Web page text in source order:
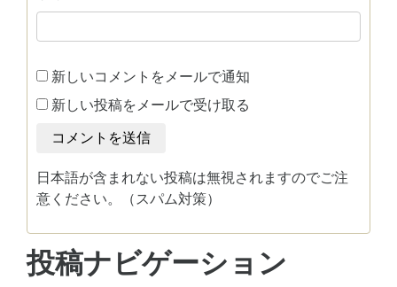
新しいコメントをメールで通知
新しい投稿をメールで受け取る
日本語が含まれない投稿は無視されますのでご注
意ください。（スパム対策）
投稿ナビゲーション